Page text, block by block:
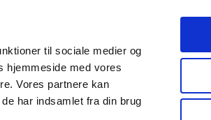
til sociale medier og
hjemmeside med vores
Vores partnere kan
har indsamlet fra din brug
Kontakt Udgivelser
salg af
Medicinsk
Særlige